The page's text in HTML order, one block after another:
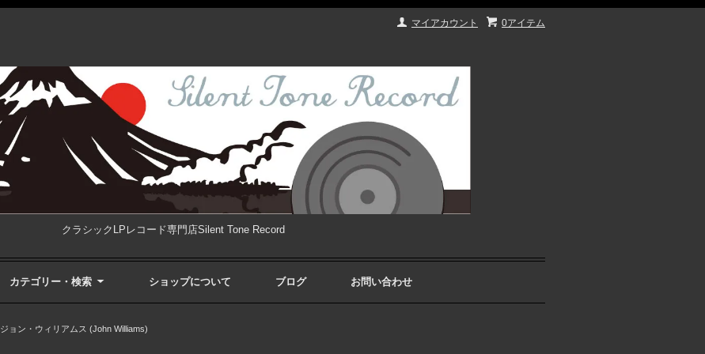
0アイテム
マイアカウント
クラシックLPレコード専門店Silent Tone Record
カテゴリー・検索 ショップについて ブログ お問い合わせ
ジョン・ウィリアムス (John Williams)